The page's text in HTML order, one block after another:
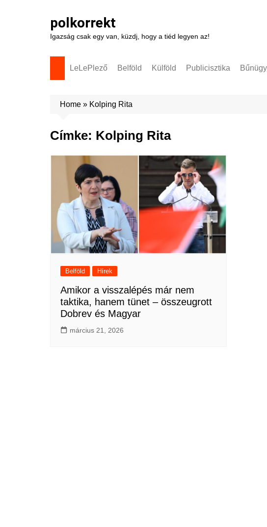
polkorrekt
Igazság csak egy van, küzdj, hogy a tiéd legyen az!
LeLePlező Belföld Külföld Publicisztika Bűnügy
Home » Kolping Rita
Címke: Kolping Rita
Belföld Hírek
Amikor a visszalépés már nem
taktika, hanem tünet – összeugrott
Dobrev és Magyar
március 21, 2026